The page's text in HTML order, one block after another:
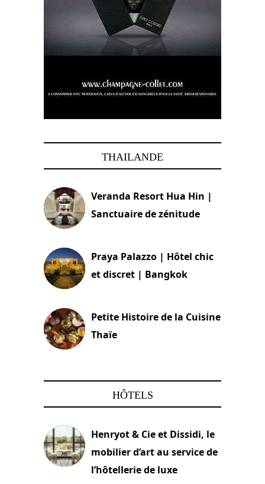
THAILANDE
Veranda Resort Hua Hin |
Sanctuaire de zénitude
Praya Palazzo | Hôtel chic
et discret | Bangkok
Petite Histoire de la Cuisine
Thaïe
HÔTELS
Henryot & Cie et Dissidi, le
mobilier d’art au service de
l’hôtellerie de luxe